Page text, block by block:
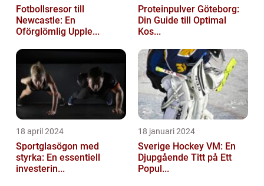
Fotbollsresor till
Newcastle: En
Oförglömlig Upple...
Proteinpulver Göteborg:
Din Guide till Optimal
Kos...
18 april 2024
Sportglasögon med
styrka: En essentiell
investerin...
18 januari 2024
Sverige Hockey VM: En
Djupgående Titt på Ett
Popul...